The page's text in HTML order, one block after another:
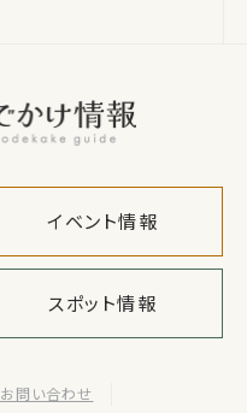
イベント情報
スポット情報
お問い合わせ